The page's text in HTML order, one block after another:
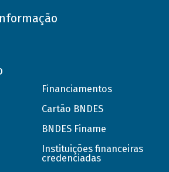
Financiamentos
Cartão BNDES
BNDES Finame
Instituições financeiras
credenciadas